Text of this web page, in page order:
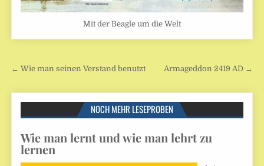
Mit der Beagle um die Welt
Beitragsnavigation
← Wie man seinen Verstand benutzt Armageddon 2419 AD →
NOCH MEHR LESEPROBEN
Wie man lernt und wie man lehrt zu
lernen